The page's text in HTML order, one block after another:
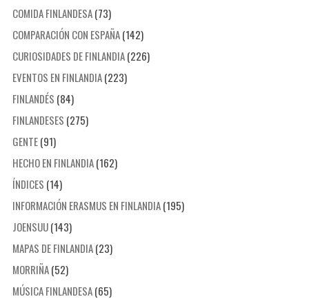
COMIDA FINLANDESA(73)
COMPARACIÓN CON ESPAÑA(142)
CURIOSIDADES DE FINLANDIA(226)
EVENTOS EN FINLANDIA(223)
FINLANDÉS (84)
FINLANDESES (275)
GENTE(91)
HECHO EN FINLANDIA(162)
ÍNDICES (14)
INFORMACIÓN ERASMUS EN FINLANDIA(195)
JOENSUU(143)
MAPAS DE FINLANDIA(23)
MORRIÑA(52)
MÚSICA FINLANDESA(65)